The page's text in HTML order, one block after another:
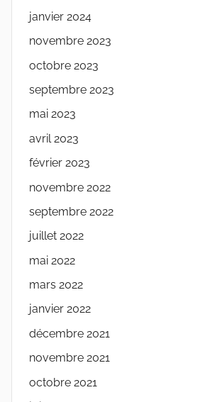
janvier 2024
novembre 2023
octobre 2023
septembre 2023
mai 2023
avril 2023
février 2023
novembre 2022
septembre 2022
juillet 2022
mai 2022
mars 2022
janvier 2022
décembre 2021
novembre 2021
octobre 2021